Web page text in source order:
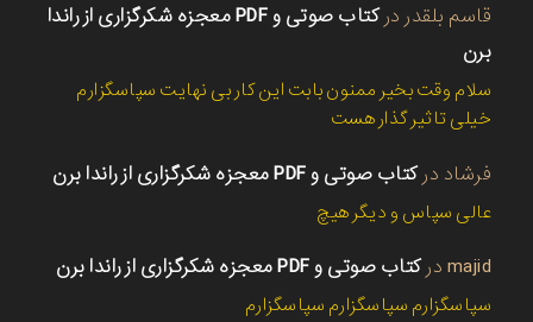
قاسم بلقدر در
کتاب صوتی و PDF معجزه شکرگزاری از راندا
برن
سلام وقت بخیر ممنون بابت این کار بی نهایت سپاسگزارم
خیلی تاثیر گذار هست
فرشاد درکتاب صوتی و PDF معجزه شکرگزاری از راندا برن
عالی سپاس و دیگر هیچ
majid درکتاب صوتی و PDF معجزه شکرگزاری از راندا برن
سپاسگزارم سپاسگزارم سپاسگزارم